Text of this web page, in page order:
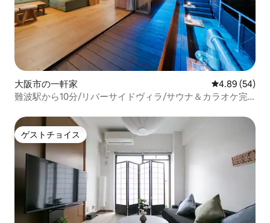
大阪市の一軒家 レビュー54
4.89 (54)
難波駅から10分/リバーサイドヴィラ/サウナ＆カラオケ完
ゲストチョイス
ゲストチョイス